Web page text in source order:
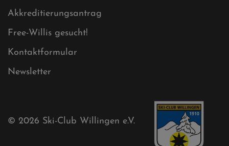
Akkreditierungsantrag
Free-Willis gesucht!
Kontaktformular
Newsletter
© 2026 Ski-Club Willingen e.V.